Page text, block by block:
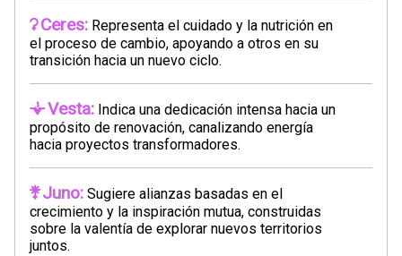
Ceres: Representa el cuidado y la nutrición en
el proceso de cambio, apoyando a otros en su
transición hacia un nuevo ciclo.
Vesta: Indica una dedicación intensa hacia un
propósito de renovación, canalizando energía
hacia proyectos transformadores.
Juno: Sugiere alianzas basadas en el
crecimiento y la inspiración mutua, construidas
sobre la valentía de explorar nuevos territorios
juntos.